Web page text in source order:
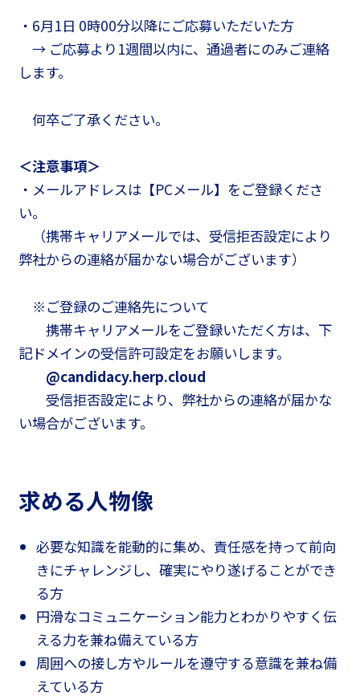
・6月1日 0時00分以降にご応募いただいた方
→ ご応募より1週間以内に、通過者にのみご連絡
します。
何卒ご了承ください。
＜注意事項＞
・メールアドレスは【PCメール】をご登録くださ
い。
（携帯キャリアメールでは、受信拒否設定により
弊社からの連絡が届かない場合がございます）
※ご登録のご連絡先について
携帯キャリアメールをご登録いただく方は、下
記ドメインの受信許可設定をお願いします。
@candidacy.herp.cloud
受信拒否設定により、弊社からの連絡が届かな
い場合がございます。
求める人物像
必要な知識を能動的に集め、責任感を持って前向
きにチャレンジし、確実にやり遂げることができ
る方
円滑なコミュニケーション能力とわかりやすく伝
える力を兼ね備えている方
周囲への接し方やルールを遵守する意識を兼ね備
えている方